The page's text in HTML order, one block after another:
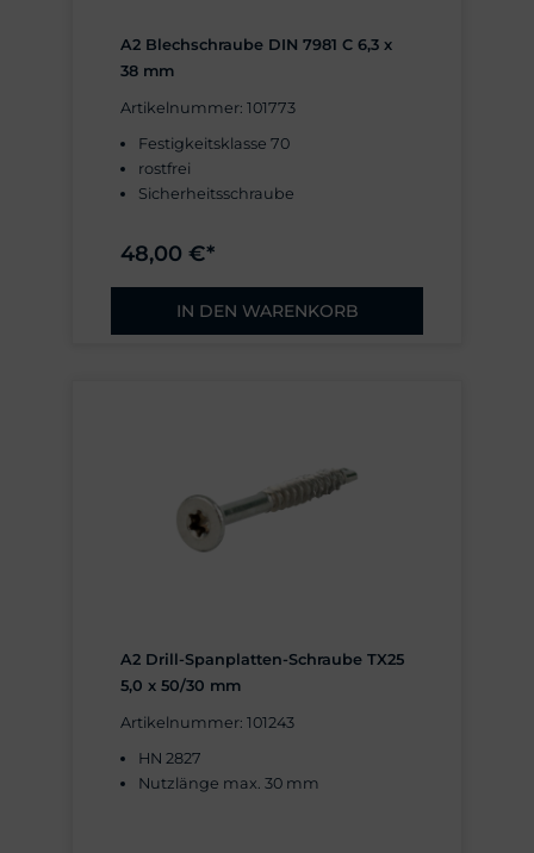
A2 Blechschraube DIN 7981 C 6,3 x
38 mm
Artikelnummer: 101773
Festigkeitsklasse 70
rostfrei
Sicherheitsschraube
48,00 €*
IN DEN WARENKORB
A2 Drill-Spanplatten-Schraube TX25
5,0 x 50/30 mm
Artikelnummer: 101243
HN 2827
Nutzlänge max. 30 mm